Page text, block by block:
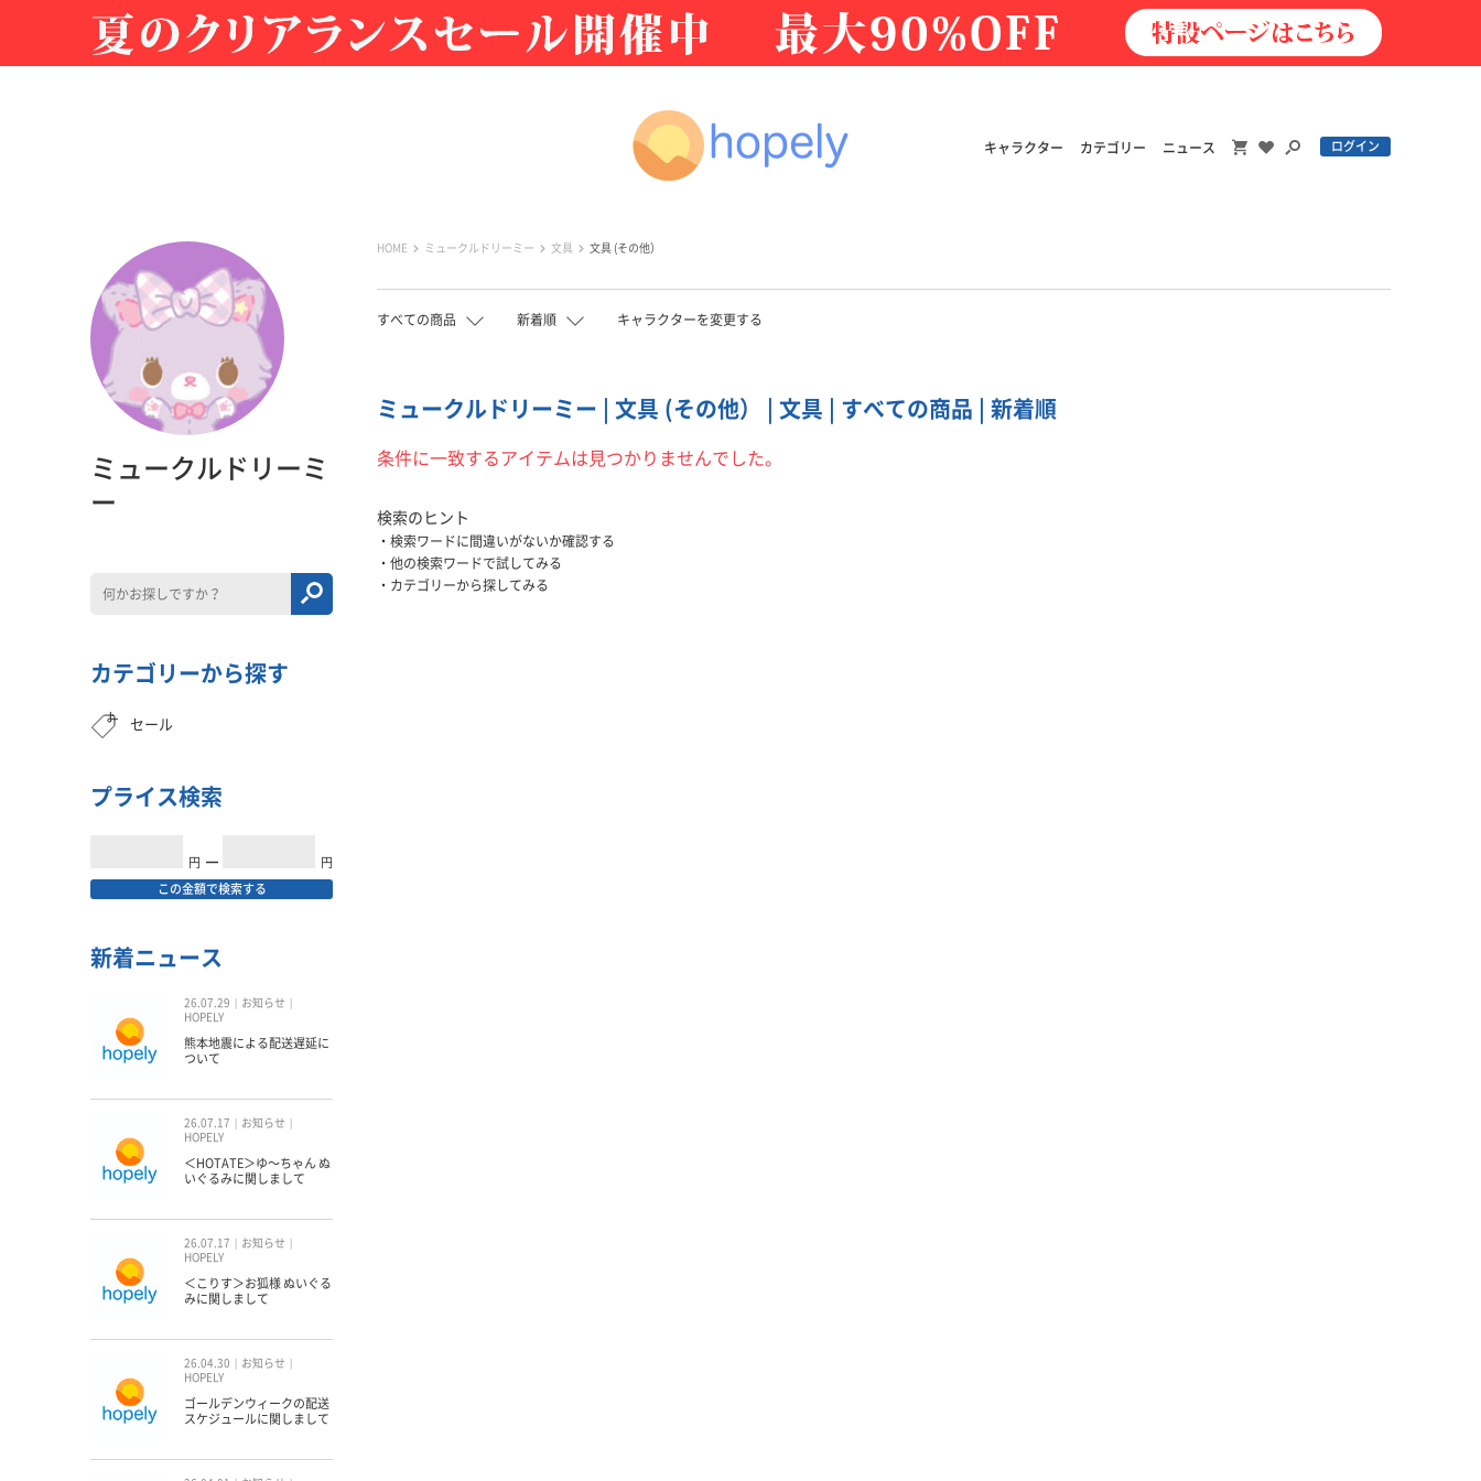
キャラクター カテゴリー ニュース ログイン
HOME ミュークルドリーミー 文具 文具 (その他）
すべての商品 新着順 キャラクターを変更する
ミュークルドリーミー | 文具 (その他） | 文具 | すべての商品 | 新着順
条件に一致するアイテムは見つかりませんでした。
検索のヒント
検索ワードに間違いがないか確認する
他の検索ワードで試してみる
カテゴリーから探してみる
ミュークルドリーミ
ー
カテゴリーから探す
セール
プライス検索
円 ━ 円
この金額で検索する
新着ニュース
26.07.29
お知らせ
HOPELY
熊本地震による配送遅延に
ついて
26.07.17
お知らせ
HOPELY
＜HOTATE＞ゆ〜ちゃん ぬ
いぐるみに関しまして
26.07.17
お知らせ
HOPELY
＜こりす＞お狐様 ぬいぐる
みに関しまして
26.04.30
お知らせ
HOPELY
ゴールデンウィークの配送
スケジュールに関しまして